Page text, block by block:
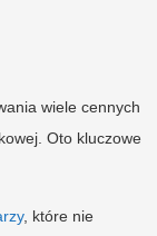
wiele cennych
Oto kluczowe
, które nie